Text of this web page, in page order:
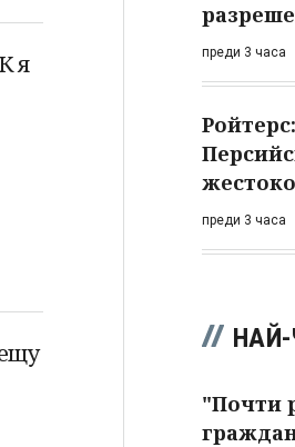
я
преди 3 часа
преди 3 часа
"Почти